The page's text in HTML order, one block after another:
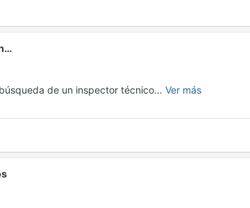
de un inspector técnico… Ver más